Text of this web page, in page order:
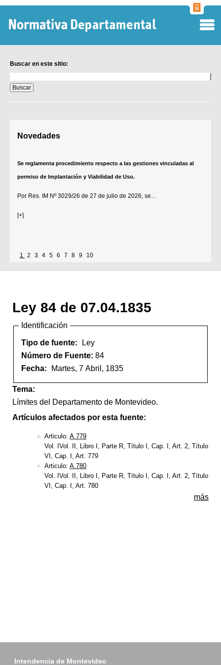
Buscar en este sitio:
en
este
sitio:
Novedades
Se reglamenta procedimiento respecto a las gestiones vinculadas al
permiso de Implantación y Viabilidad de Uso.
Por Res. IM Nº 3029/26 de 27 de julio de 2026, se...
[+]
1 2 3 4 5 6 7 8 9 10
Ley 84 de 07.04.1835
Identificación
Tipo de fuente:
Ley
Número de Fuente: 84
Fecha:
Martes, 7 Abril, 1835
Tema:
Límites del Departamento de Montevideo.
Artículos afectados por esta fuente:
Articulo: A.779
Vol. IVol. II, Libro I, Parte R, Título I, Cap. I, Art. 2, Título
VI, Cap. I, Art. 779
Articulo: A.780
Vol. IVol. II, Libro I, Parte R, Título I, Cap. I, Art. 2, Título
VI, Cap. I, Art. 780
más
Intendencia de Montevideo